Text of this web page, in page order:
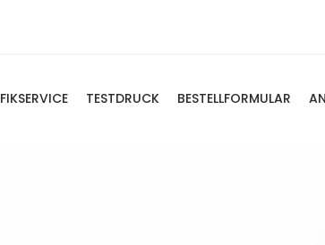
TESTDRUCK BESTELLFORMULAR